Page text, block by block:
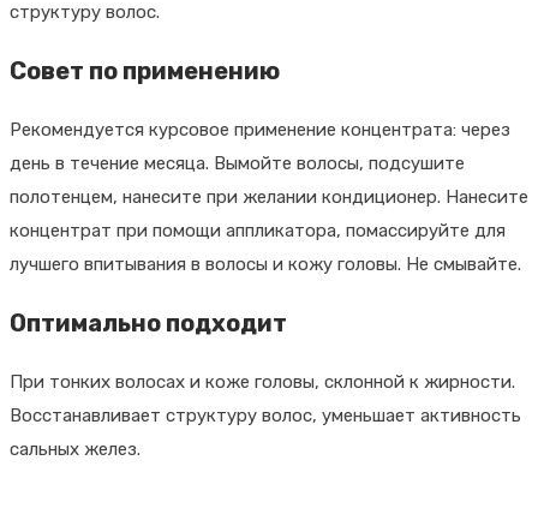
структуру волос.
Совет по применению
Рекомендуется курсовое применение концентрата: через
день в течение месяца. Вымойте волосы, подсушите
полотенцем, нанесите при желании кондиционер. Нанесите
концентрат при помощи аппликатора, помассируйте для
лучшего впитывания в волосы и кожу головы. Не смывайте.
Оптимально подходит
При тонких волосах и коже головы, склонной к жирности.
Восстанавливает структуру волос, уменьшает активность
сальных желез.